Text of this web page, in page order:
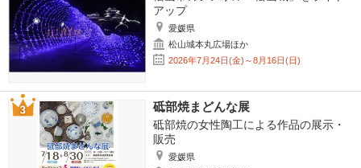
アップ
愛媛県
松山城本丸広場ほか
2026年7月24日(金)～8月16日(日)
砥部焼まどんな展
砥部焼の女性陶工による作品の展示・
販売
愛媛県